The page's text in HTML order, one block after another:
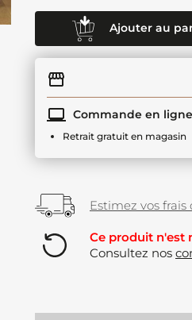
Ajouter au
Commande en ligne
Retrait gratuit en magasin
Estimez vos frais
Ce produit n'est
Consultez nos